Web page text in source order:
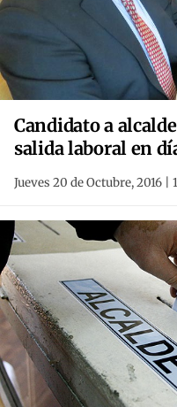
Candidato a
salida laboral en
Jueves 20 de Octubre, 2016 |